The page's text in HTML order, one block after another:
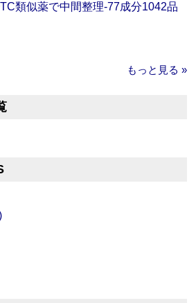
類似薬で中間整理‐77成分1042品
もっと見る »